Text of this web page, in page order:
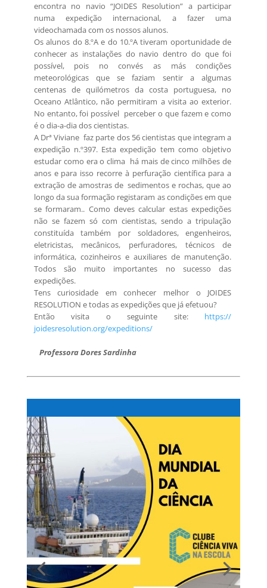
encontra no navio “JOIDES Resolution” a participar
numa expedição internacional, a fazer uma
videochamada com os nossos alunos.
Os alunos do 8.ºA e do 10.ºA tiveram oportunidade de
conhecer as instalações do navio dentro do que foi
possível, pois no convés as más condições
meteorológicas que se faziam sentir a algumas
centenas de quilómetros da costa portuguesa, no
Oceano Atlântico, não permitiram a visita ao exterior.
No entanto, foi possível perceber o que fazem e como
é o dia-a-dia dos cientistas.
A Drª Viviane faz parte dos 56 cientistas que integram a
expedição n.º397. Esta expedição tem como objetivo
estudar como era o clima há mais de cinco milhões de
anos e para isso recorre à perfuração científica para a
extração de amostras de sedimentos e rochas, que ao
longo da sua formação registaram as condições em que
se formaram.. Como deves calcular estas expedições
não se fazem só com cientistas, sendo a tripulação
constituída também por soldadores, engenheiros,
eletricistas, mecânicos, perfuradores, técnicos de
informática, cozinheiros e auxiliares de manutenção.
Todos são muito importantes no sucesso das
expedições.
Tens curiosidade em conhecer melhor o JOIDES
RESOLUTION e todas as expedições que já efetuou?
Então visita o seguinte site: https://
joidesresolution.org/expeditions/
Professora Dores Sardinha